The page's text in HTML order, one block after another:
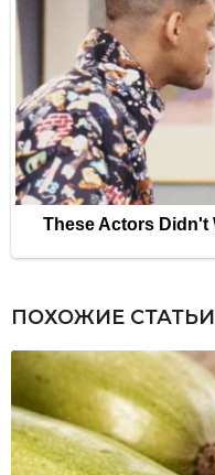
ПОХОЖИЕ СТАТЬИ